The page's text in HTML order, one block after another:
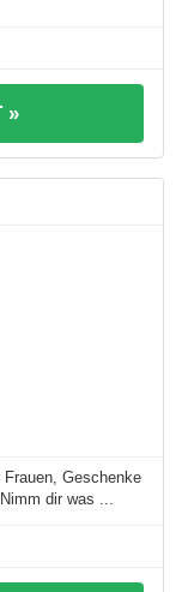
»
Geschenke
dir was ...